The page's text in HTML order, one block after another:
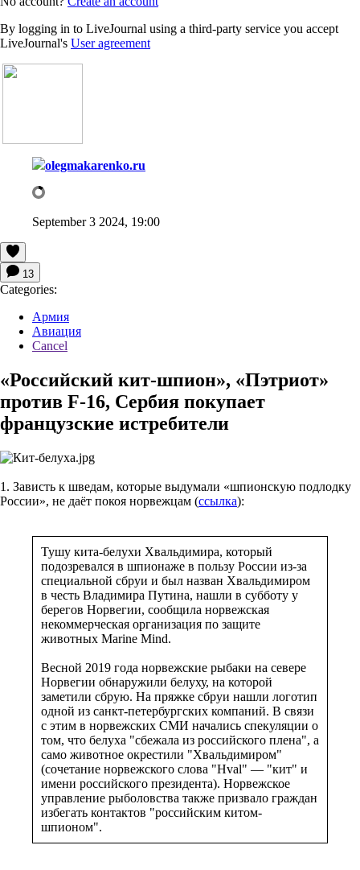
By logging in to LiveJournal using a third-party service you accept
LiveJournal's User agreement
olegmakarenko.ru
September 3 2024, 19:00
13
Categories:
Армия
Авиация
Cancel
«Российский кит-шпион», «Пэтриот»
против F-16, Сербия покупает
французские истребители
1. Зависть к шведам, которые выдумали «шпионскую подлодку
России», не даёт покоя норвежцам (ссылка):
Тушу кита-белухи Хвальдимира, который
подозревался в шпионаже в пользу России из-за
специальной сбруи и был назван Хвальдимиром
в честь Владимира Путина, нашли в субботу у
берегов Норвегии, сообщила норвежская
некоммерческая организация по защите
животных Marine Mind.
Весной 2019 года норвежские рыбаки на севере
Норвегии обнаружили белуху, на которой
заметили сбрую. На пряжке сбруи нашли логотип
одной из санкт-петербургских компаний. В связи
с этим в норвежских СМИ начались спекуляции о
том, что белуха "сбежала из российского плена", а
само животное окрестили "Хвальдимиром"
(сочетание норвежского слова "Hval" — "кит" и
имени российского президента). Норвежское
управление рыболовства также призвало граждан
избегать контактов "российским китом-
шпионом".